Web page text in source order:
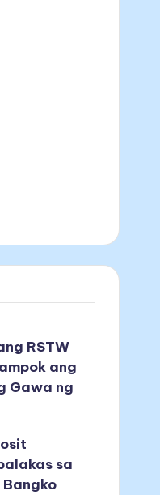
RSTW
ang
Gawa ng
sa